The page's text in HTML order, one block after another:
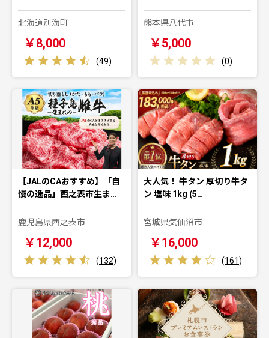
北海道別海町
￥8,000
(49)
熊本県八代市
￥5,000
(0)
【JALのCAおすすめ】「自
慢の逸品」西之表市生ま…
鹿児島県西之表市
￥12,000
(132)
大人気！ 牛タン 厚切り牛タ
ン 塩味 1kg (5…
宮城県気仙沼市
￥16,000
(161)